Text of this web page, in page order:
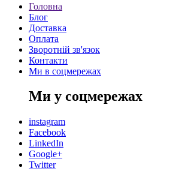
Головна
Блог
Доставка
Оплата
Зворотній зв'язок
Контакти
Ми в соцмережах
Ми у соцмережах
instagram
Facebook
LinkedIn
Google+
Twitter